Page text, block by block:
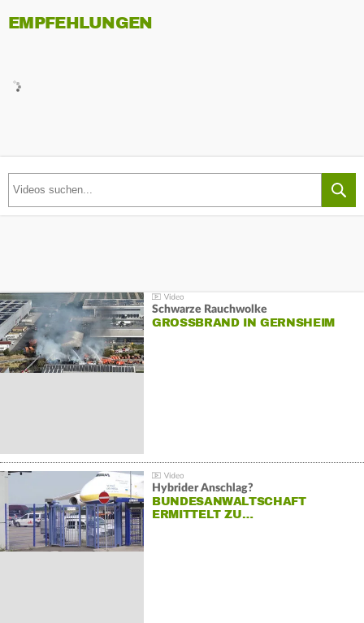
EMPFEHLUNGEN
Schwarze Rauchwolke
GROSSBRAND IN GERNSHEIM
Hybrider Anschlag?
BUNDESANWALTSCHAFT
ERMITTELT ZU…